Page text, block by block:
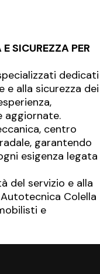
SICUREZZA PER
dedicati
e alla sicurezza dei
aggiornate.
centro
garantendo
esigenza legata
del servizio e alla
Colella
e